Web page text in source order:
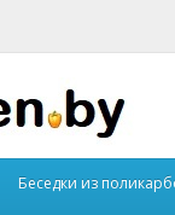
Беседки из